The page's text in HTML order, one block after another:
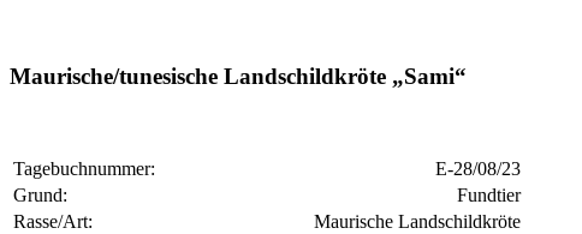
Maurische/tunesische Landschildkröte „Sami“
Tagebuchnummer:
E-28/08/23
Grund:
Fundtier
Rasse/Art:
Maurische Landschildkröte